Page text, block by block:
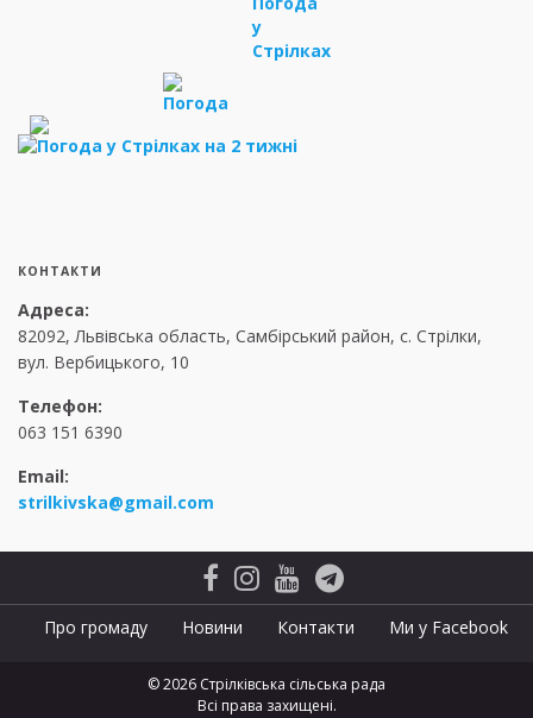
КОНТАКТИ
Адреса:
82092, Львівська область, Самбірський район, с. Стрілки,
вул. Вербицького, 10
Телефон:
063 151 6390
Email:
strilkivska@gmail.com
Про громаду Новини Контакти Ми у Facebook
© 2026 Стрілківська сільська рада
Всі права захищені.